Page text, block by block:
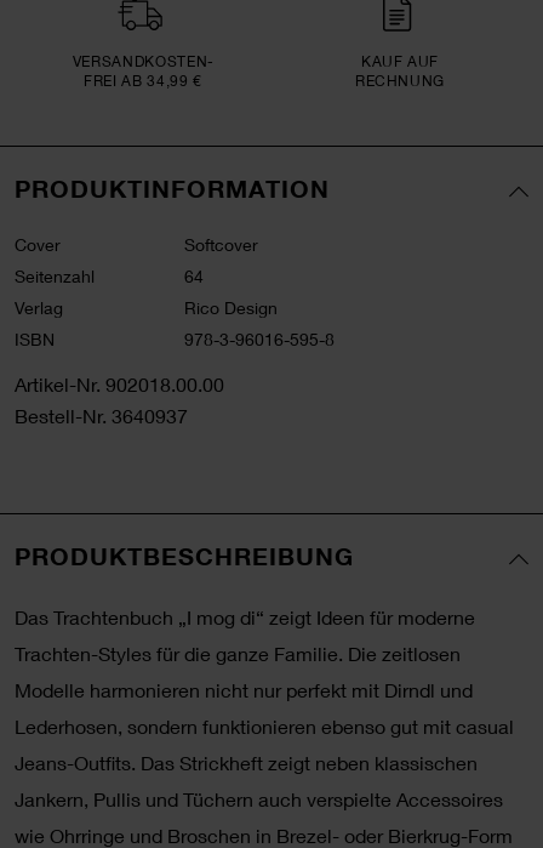
VERSAND­KOSTEN­
FREI AB 34,99 €
KAUF AUF
RECHNUNG
PRODUKTINFORMATION
Cover
Softcover
Seitenzahl
64
Verlag
Rico Design
ISBN
978-3-96016-595-8
Artikel-Nr. 902018.00.00
Bestell-Nr. 3640937
PRODUKTBESCHREIBUNG
Das Trachtenbuch „I mog di“ zeigt Ideen für moderne
Trachten-Styles für die ganze Familie. Die zeitlosen
Modelle harmonieren nicht nur perfekt mit Dirndl und
Lederhosen, sondern funktionieren ebenso gut mit casual
Jeans-Outfits. Das Strickheft zeigt neben klassischen
Jankern, Pullis und Tüchern auch verspielte Accessoires
wie Ohrringe und Broschen in Brezel- oder Bierkrug-Form